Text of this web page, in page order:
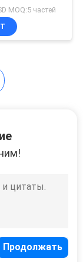
MOQ:5 частей